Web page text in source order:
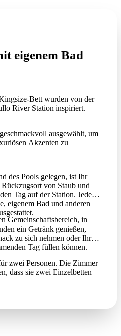
eigenem Bad
Bett wurden von der
River Station inspiriert.
ausgewählt, um
Akzenten zu
des Pools gelegen, ist Ihr
von Staub und
Tag auf der Station. Jedes
eigenem Bad und anderen
Gemeinschaftsbereich, in
ein Getränk genießen,
zu sich nehmen oder Ihre
Tag füllen können.
zwei Personen. Die Zimmer
dass sie zwei Einzelbetten